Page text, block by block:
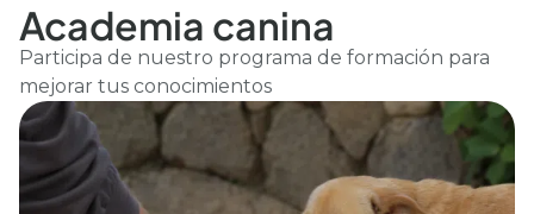
Academia canina
Participa de nuestro programa de formación para
mejorar tus conocimientos